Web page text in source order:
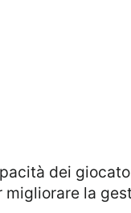
dei
la